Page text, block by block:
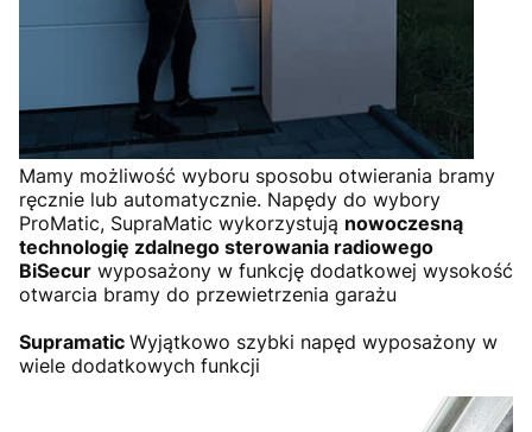
Mamy możliwość wyboru sposobu otwierania bramy
ręcznie lub automatycznie. Napędy do wybory
ProMatic, SupraMatic wykorzystują nowoczesną
technologię zdalnego sterowania radiowego
BiSecur wyposażony w funkcję dodatkowej wysokość
otwarcia bramy do przewietrzenia garażu
Supramatic Wyjątkowo szybki napęd wyposażony w
wiele dodatkowych funkcji